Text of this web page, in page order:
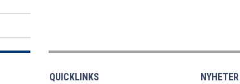
QUICKLINKS NYHETER